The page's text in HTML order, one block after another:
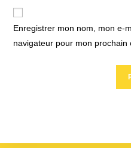
comment
de
(facultatif)
Enregistrer mon nom, mon e-
navigateur pour mon prochain